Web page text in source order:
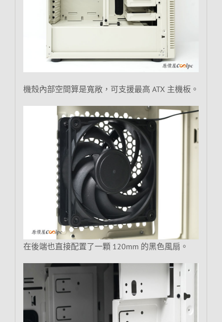
機殼內部空間算是寬敞，可支援最高 ATX 主機板。
在後端也直接配置了一顆 120mm 的黑色風扇。